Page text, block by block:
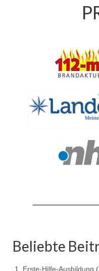
24.03.17
2015 LF 16
historische
Beliebte
Erste-Hilfe-Ausbildung